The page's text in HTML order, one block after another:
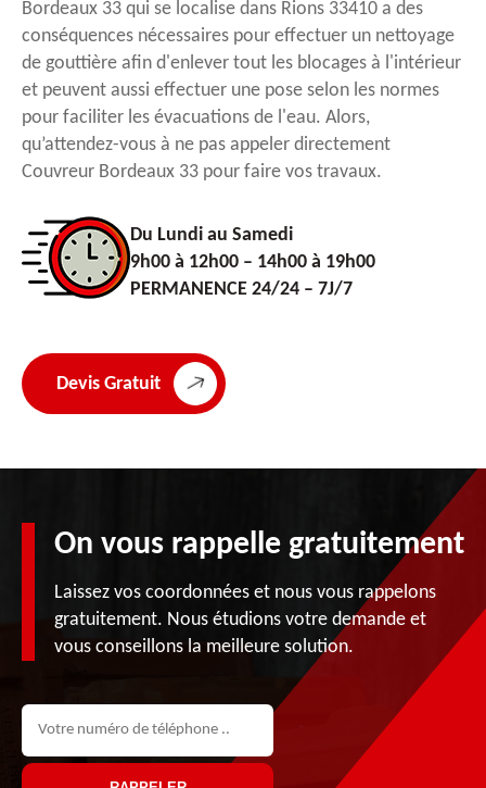
Bordeaux 33 qui se localise dans Rions 33410 a des
conséquences nécessaires pour effectuer un nettoyage
de gouttière afin d'enlever tout les blocages à l'intérieur
et peuvent aussi effectuer une pose selon les normes
pour faciliter les évacuations de l'eau. Alors,
qu’attendez-vous à ne pas appeler directement
Couvreur Bordeaux 33 pour faire vos travaux.
Du Lundi au Samedi
9h00 à 12h00 – 14h00 à 19h00
PERMANENCE 24/24 – 7J/7
Devis Gratuit
On vous rappelle gratuitement
Laissez vos coordonnées et nous vous rappelons
gratuitement. Nous étudions votre demande et
vous conseillons la meilleure solution.